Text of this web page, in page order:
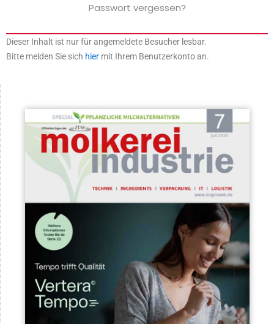
Passwort vergessen?
Dieser Inhalt ist nur für angemeldete Besucher lesbar.
Bitte melden Sie sich hier mit Ihrem Benutzerkonto an.